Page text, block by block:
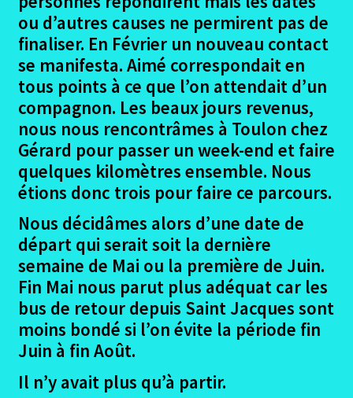
ou d’autres causes ne permirent pas de
finaliser. En Février un nouveau contact
se manifesta. Aimé correspondait en
tous points à ce que l’on attendait d’un
compagnon. Les beaux jours revenus,
nous nous rencontrâmes à Toulon chez
Gérard pour passer un week-end et faire
quelques kilomètres ensemble. Nous
étions donc trois pour faire ce parcours.
Nous décidâmes alors d’une date de
départ qui serait soit la dernière
semaine de Mai ou la première de Juin.
Fin Mai nous parut plus adéquat car les
bus de retour depuis Saint Jacques sont
moins bondé si l’on évite la période fin
Juin à fin Août.
Il n’y avait plus qu’à partir.